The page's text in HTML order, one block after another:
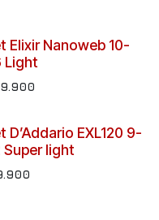
Elixir Nanoweb 10-
Light
D’Addario EXL120 9-
Super light